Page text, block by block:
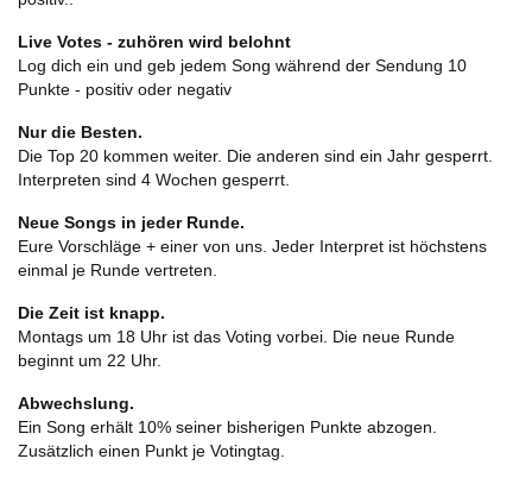
Live Votes - zuhören wird belohnt
Log dich ein und geb jedem Song während der Sendung 10
Punkte - positiv oder negativ
Nur die Besten.
Die Top 20 kommen weiter. Die anderen sind ein Jahr gesperrt.
Interpreten sind 4 Wochen gesperrt.
Neue Songs in jeder Runde.
Eure Vorschläge + einer von uns. Jeder Interpret ist höchstens
einmal je Runde vertreten.
Die Zeit ist knapp.
Montags um 18 Uhr ist das Voting vorbei. Die neue Runde
beginnt um 22 Uhr.
Abwechslung.
Ein Song erhält 10% seiner bisherigen Punkte abzogen.
Zusätzlich einen Punkt je Votingtag.